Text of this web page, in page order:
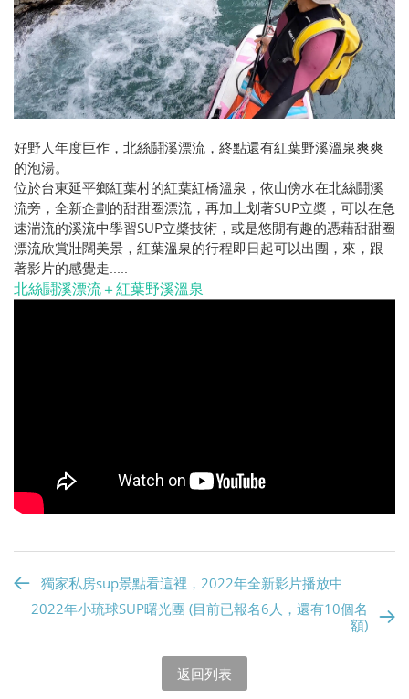
好野人年度巨作，北絲鬪溪漂流，終點還有紅葉野溪溫泉爽爽
的泡湯。
位於台東延平鄉紅葉村的紅葉紅橋溫泉，依山傍水在北絲鬪溪
流旁，全新企劃的甜甜圈漂流，再加上划著SUP立槳，可以在急
速湍流的溪流中學習SUP立槳技術，或是悠閒有趣的憑藉甜甜圈
漂流欣賞壯闊美景，紅葉溫泉的行程即日起可以出團，來，跟
著影片的感覺走.....
北絲鬪溪漂流＋紅葉野溪溫泉
活動說明
2022年全新活動：紅葉紅橋溫泉漂流
需6人成行出團，NT$3,000元/人
收到報名表後，會通知匯款，金額為活動費用的100%，
以利行政作業(安排教練、預定車輛等)。
行前須知請詳見:請攜帶一個20~30公升的登山包 、
1000cc飲用水 、泳裝 、毛巾 、夾腳拖 、輕薄長袖衣褲
獨家私房sup景點看這裡，2022年全新影片播放中
2022年小琉球SUP曙光團 (目前已報名6人，還有10個名
額)
返回列表